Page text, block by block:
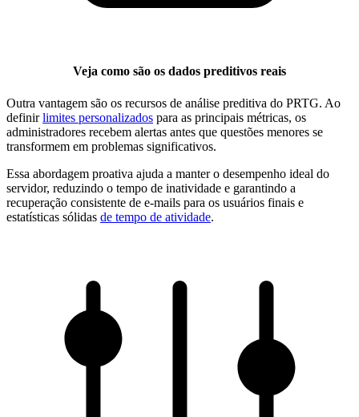
Veja como são os dados preditivos reais
Outra vantagem são os recursos de análise preditiva do PRTG. Ao
definirlimites personalizados para as principais métricas, os
administradores recebem alertas antes que questões menores se
transformem em problemas significativos.
Essa abordagem proativa ajuda a manter o desempenho ideal do
servidor, reduzindo o tempo de inatividade e garantindo a
recuperação consistente de e-mails para os usuários finais e
estatísticas sólidas de tempo de atividade.